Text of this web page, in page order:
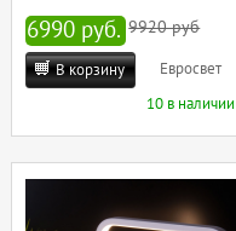
6990 руб. 9920 руб
В корзину
Евросвет
10 в наличии